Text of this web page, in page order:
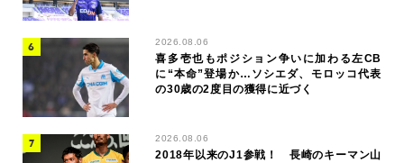
2026.08.06
喜多壱也もポジション争いに加わる左CB
に“本命”登場か…ソシエダ、モロッコ代表
の30歳の2度目の獲得に近づく
2026.08.06
2018年以来のJ1参戦！ 長崎のキーマン山